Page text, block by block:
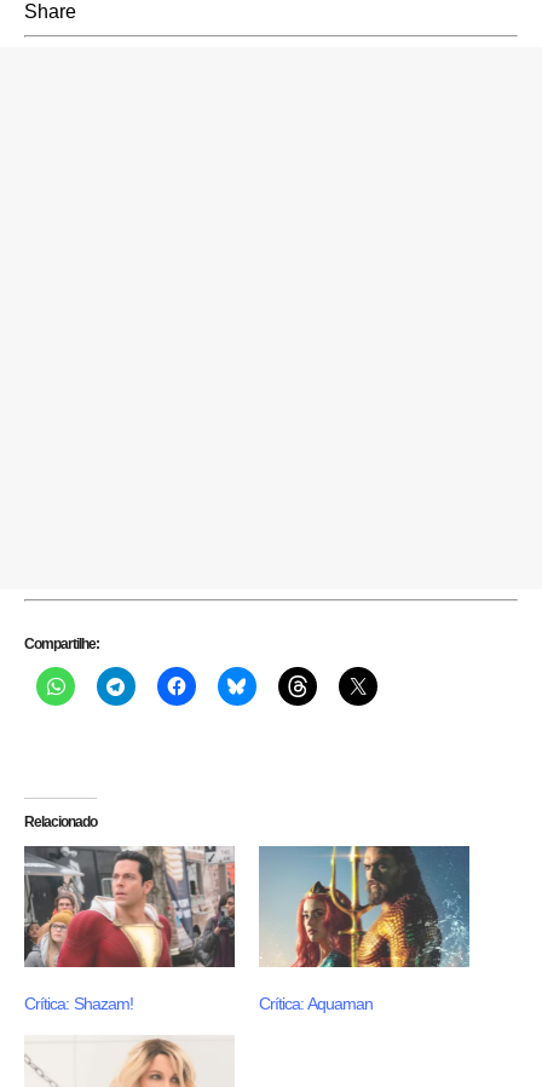
Share
Compartilhe:
Relacionado
Crítica: Shazam! Crítica: Aquaman